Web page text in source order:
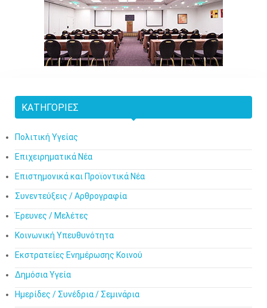
ΚΑΤΗΓΟΡΊΕΣ
Πολιτική Υγείας
Επιχειρηματικά Νέα
Επιστημονικά και Προϊοντικά Νέα
Συνεντεύξεις / Αρθρογραφία
Έρευνες / Μελέτες
Κοινωνική Υπευθυνότητα
Εκστρατείες Ενημέρωσης Κοινού
Δημόσια Υγεία
Ημερίδες / Συνέδρια / Σεμινάρια